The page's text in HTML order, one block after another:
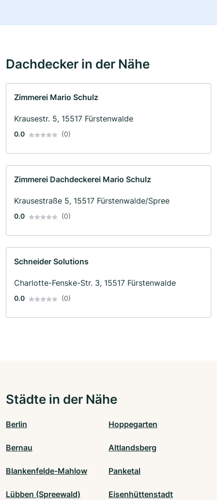
Dachdecker in der Nähe
Zimmerei Mario Schulz
Krausestr. 5, 15517 Fürstenwalde
0.0 (0)
Zimmerei Dachdeckerei Mario Schulz
Krausestraße 5, 15517 Fürstenwalde/Spree
0.0 (0)
Schneider Solutions
Charlotte-Fenske-Str. 3, 15517 Fürstenwalde
0.0 (0)
Städte in der Nähe
Berlin Hoppegarten
Bernau Altlandsberg
Blankenfelde-Mahlow Panketal
Lübben (Spreewald) Eisenhüttenstadt